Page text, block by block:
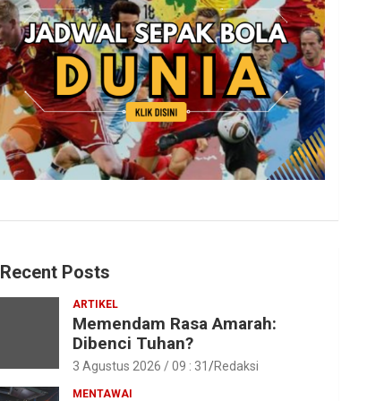
Recent Posts
ARTIKEL
Memendam Rasa Amarah:
Dibenci Tuhan?
3 Agustus 2026 / 09 : 31 Redaksi
MENTAWAI